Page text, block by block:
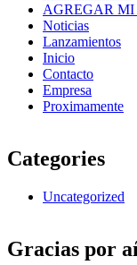
AGREGAR
Noticias
Lanzamientos
Inicio
Contacto
Empresa
Proximamente
Categories
Uncategorized
Gracias por